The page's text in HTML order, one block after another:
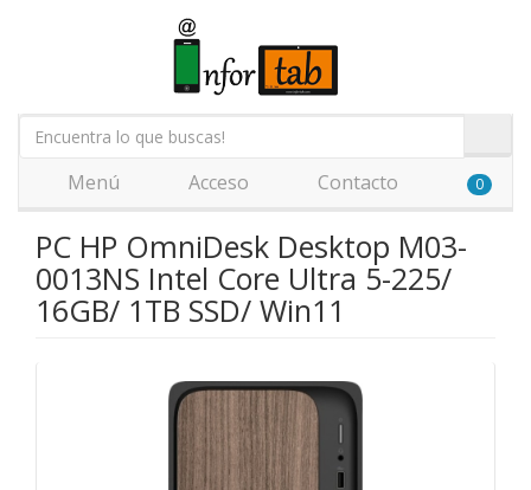
Menú Acceso Contacto 0
PC HP OmniDesk Desktop M03-
0013NS Intel Core Ultra 5-225/
16GB/ 1TB SSD/ Win11